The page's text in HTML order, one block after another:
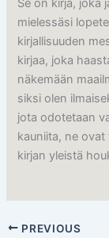
Se on kirja, joka
mielessäsi
kirjallisuuden
kirjaa, joka
näkemään
siksi olen
jota odotetaan
kauniita, ne
kirjan yleistä
PREVIOUS